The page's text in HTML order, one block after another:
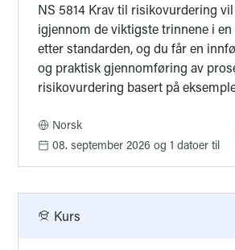
NS 5814 Krav til risikovurdering
igjennom de viktigste trinnene i
etter standarden, og du får en
og praktisk gjennomføring av
risikovurdering basert på
Norsk
08. september 2026og 1 datoer til
Kurs